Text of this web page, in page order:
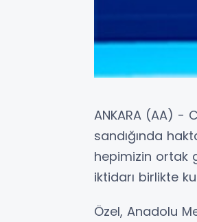
ANKARA (AA) -
sandığında
hepimizin ortak
iktidarı birlikte
Özel, Anadolu